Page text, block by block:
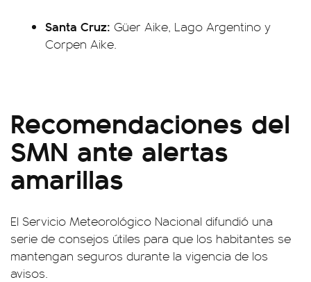
Santa Cruz: Güer Aike, Lago Argentino y
Corpen Aike.
Recomendaciones del
SMN ante alertas
amarillas
El Servicio Meteorológico Nacional difundió una
serie de consejos útiles para que los habitantes se
mantengan seguros durante la vigencia de los
avisos.